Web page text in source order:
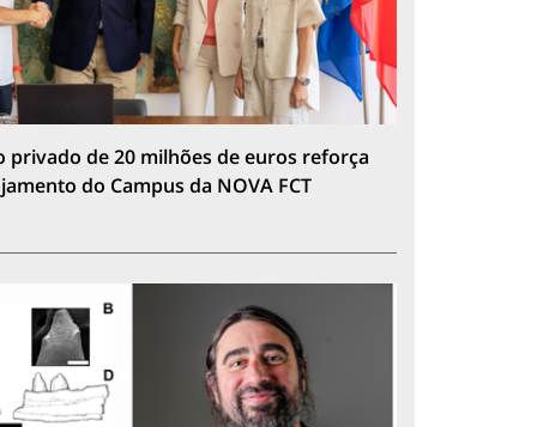
privado de 20 milhões de euros reforça
do Campus da NOVA FCT